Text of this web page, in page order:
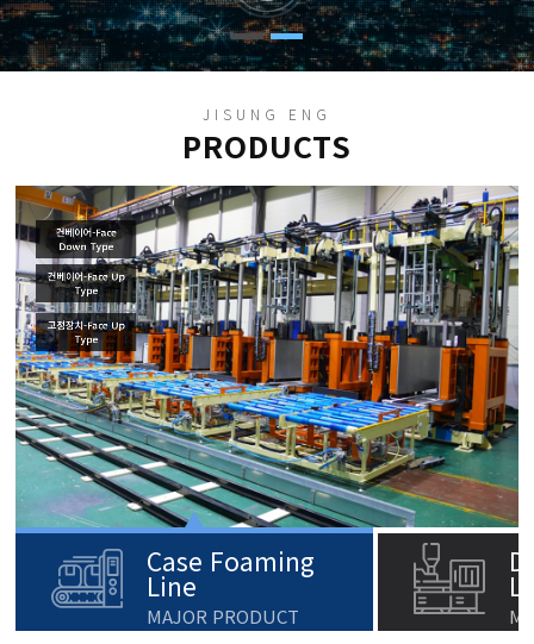
JISUNG ENG
PRODUCTS
컨베이어-Face
Down Type
컨베이어-Face Up
Type
고정장치-Face Up
Type
Case Foaming
Line
MAJOR PRODUCT